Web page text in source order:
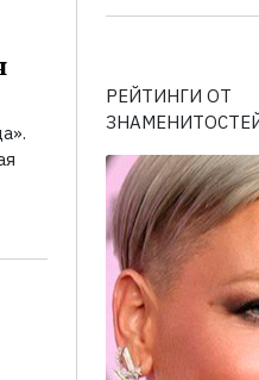
РЕЙТИНГИ ОТ